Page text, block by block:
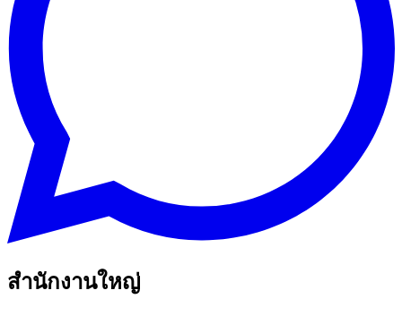
สำนักงานใหญ่